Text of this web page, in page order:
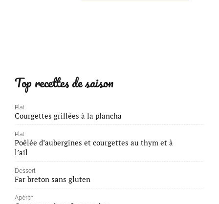
Top recettes de saison
Plat
Courgettes grillées à la plancha
Plat
Poêlée d’aubergines et courgettes au thym et à
l’ail
Dessert
Far breton sans gluten
Apéritif